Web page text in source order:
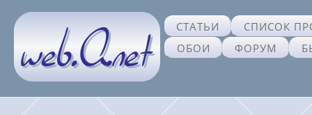
СТАТЬИ
СПИСОК
ОБОИ
ФОРУМ